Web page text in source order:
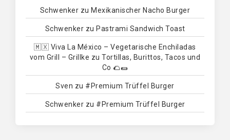
Schwenker zu Mexikanischer Nacho Burger
Schwenker zu Pastrami Sandwich Toast
🇲🇽 Viva La México – Vegetarische Enchiladas
vom Grill – Grillke zuTortillas, Burittos, Tacos und
Co 🌮🌯
Sven zu #Premium Trüffel Burger
Schwenker zu #Premium Trüffel Burger